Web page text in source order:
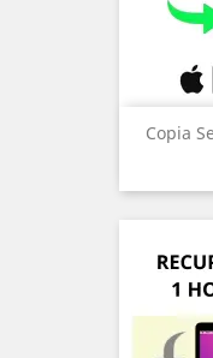
Copia